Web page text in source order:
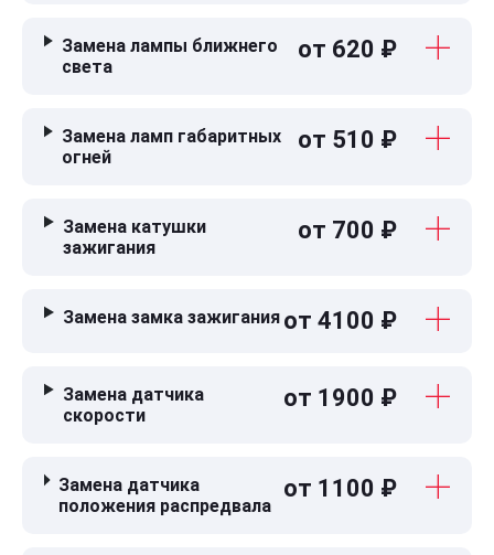
Замена лампы ближнего
света
от 620 ₽
Замена ламп габаритных
огней
от 510 ₽
Замена катушки
зажигания
от 700 ₽
Замена замка зажигания от 4100 ₽
Замена датчика
скорости
от 1900 ₽
Замена датчика
положения распредвала
от 1100 ₽